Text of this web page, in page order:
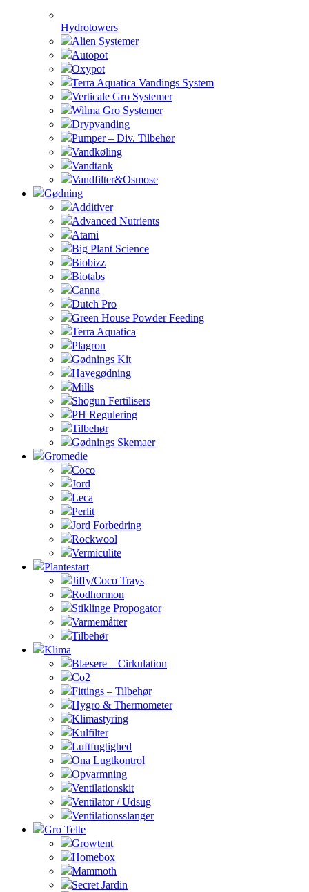
Hydrotowers
Alien Systemer
Autopot
Oxypot
Terra Aquatica Vandings System
Verticale Gro Systemer
Wilma Gro Systemer
Drypvanding
Pumper – Div. Tilbehør
Vandkøling
Vandtank
Vandfilter&Osmose
Gødning
Additiver
Advanced Nutrients
Atami
Big Plant Science
Biobizz
Biotabs
Canna
Dutch Pro
Green House Powder Feeding
Terra Aquatica
Plagron
Gødnings Kit
Havegødning
Mills
Shogun Fertilisers
PH Regulering
Tilbehør
Gødnings Skemaer
Gromedie
Coco
Jord
Leca
Perlit
Jord Forbedring
Rockwool
Vermiculite
Plantestart
Jiffy/Coco Trays
Rodhormon
Stiklinge Propogator
Varmemåtter
Tilbehør
Klima
Blæsere – Cirkulation
Co2
Fittings – Tilbehør
Hygro & Thermometer
Klimastyring
Kulfilter
Luftfugtighed
Ona Lugtkontrol
Opvarmning
Ventilationskit
Ventilator / Udsug
Ventilationsslanger
Gro Telte
Growtent
Homebox
Mammoth
Secret Jardin